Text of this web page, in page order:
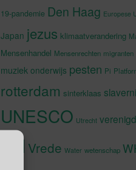
19-pandemie Den Haag Europese
Japan jezus klimaatverandering
Mensenhandel Mensenrechten migranten
muziek onderwijs pesten Pi
rotterdam sinterklaas
UNESCO Utrecht
VN Vrede Water wetenschap